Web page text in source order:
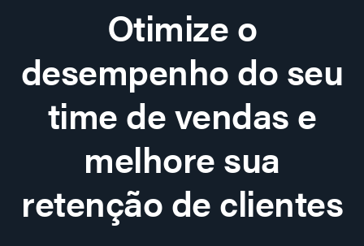
Otimize o
desempenho do seu
time de vendas e
melhore sua
retenção de clientes